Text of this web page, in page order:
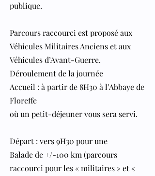
publique.
Parcours raccourci est proposé aux
Véhicules Militaires Anciens et aux
Véhicules d’Avant-Guerre.
Déroulement de la journée
Accueil : à partir de 8H30 à l’Abbaye de
Floreffe
où un petit-déjeuner vous sera servi.
Départ : vers 9H30 pour une
Balade de +/-100 km (parcours
raccourci pour les « militaires » et «